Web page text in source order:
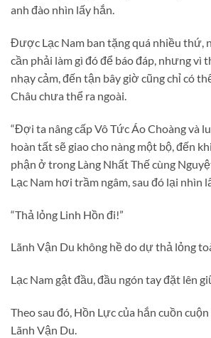
anh đào nhìn lấy hắn.
Được Lạc Nam ban tặng quá nhiều thứ,
cần phải làm gì đó để báo đáp, nhưng vì
nhạy cảm, đến tận bây giờ cũng chỉ có
Châu chưa thể ra ngoài.
“Đợi ta nâng cấp Vô Tức Áo Choàng và
hoàn tất sẽ giao cho nàng một bộ, đến
phận ở trong Làng Nhất Thế cùng
Lạc Nam hơi trầm ngâm, sau đó lại nhìn
“Thả lỏng Linh Hồn đi!”
Lãnh Vận Du không hề do dự thả lỏng
Lạc Nam gật đầu, đầu ngón tay đặt lên
Theo sau đó, Hồn Lực của hắn cuồn
Lãnh Vận Du.